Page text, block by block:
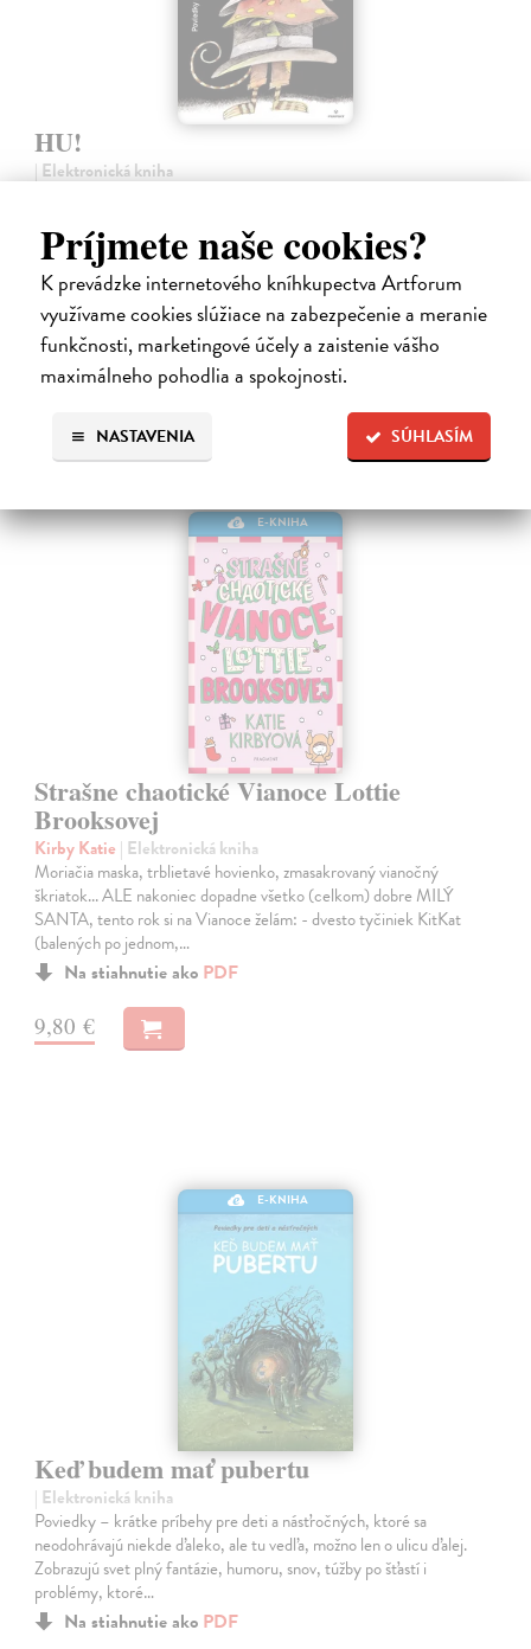
Príjmete naše cookies?
K prevádzke internetového kníhkupectva Artforum
využívame cookies slúžiace na zabezpečenie a meranie
funkčnosti, marketingové účely a zaistenie vášho
maximálneho pohodlia a spokojnosti.
SÚHLASÍM
NASTAVENIA
HU!
| Elektronická kniha
Zobrazujú svet plný fantázie, humoru, snov, túžby po šťastí i
problémy, ktoré…
Na stiahnutie akoPDF
3,20 €
E-KNIHA
Strašne chaotické Vianoce Lottie
Brooksovej
Kirby Katie | Elektronická kniha
Moriačia maska, trblietavé hovienko, zmasakrovaný vianočný
škriatok... ALE nakoniec dopadne všetko (celkom) dobre MILÝ
SANTA, tento rok si na Vianoce želám: - dvesto tyčiniek KitKat
(balených po jednom,…
Na stiahnutie ako PDF
9,80 €
E-KNIHA
Keď budem mať pubertu
| Elektronická kniha
Poviedky – krátke príbehy pre deti a násťročných, ktoré sa
neodohrávajú niekde ďaleko, ale tu vedľa, možno len o ulicu ďalej.
Zobrazujú svet plný fantázie, humoru, snov, túžby po šťastí i
problémy, ktoré…
Na stiahnutie ako PDF